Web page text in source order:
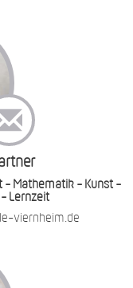
- Mathematik - Kunst -
- Lernzeit
viernheim.de